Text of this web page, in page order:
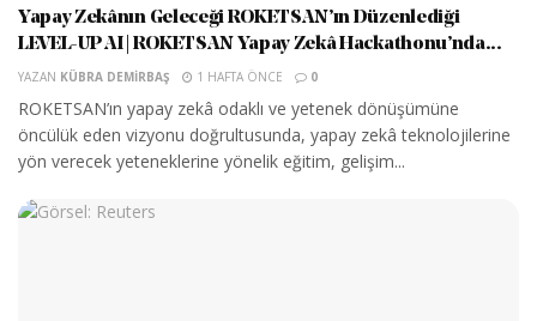
Yapay Zekânın Geleceği ROKETSAN’ın Düzenlediği
LEVEL-UP AI | ROKETSAN Yapay Zekâ Hackathonu’nda...
YAZAN KÜBRA DEMIRBAŞ 1 HAFTA ÖNCE 0
ROKETSAN’ın yapay zekâ odaklı ve yetenek dönüşümüne
öncülük eden vizyonu doğrultusunda, yapay zekâ teknolojilerine
yön verecek yeteneklerine yönelik eğitim, gelişim...